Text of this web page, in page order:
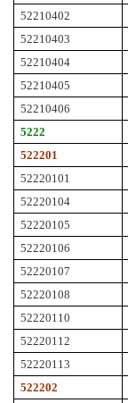
52210402
52210403
52210404
52210405
52210406
5222
522201
52220101
52220104
52220105
52220106
52220107
52220108
52220110
52220112
52220113
522202